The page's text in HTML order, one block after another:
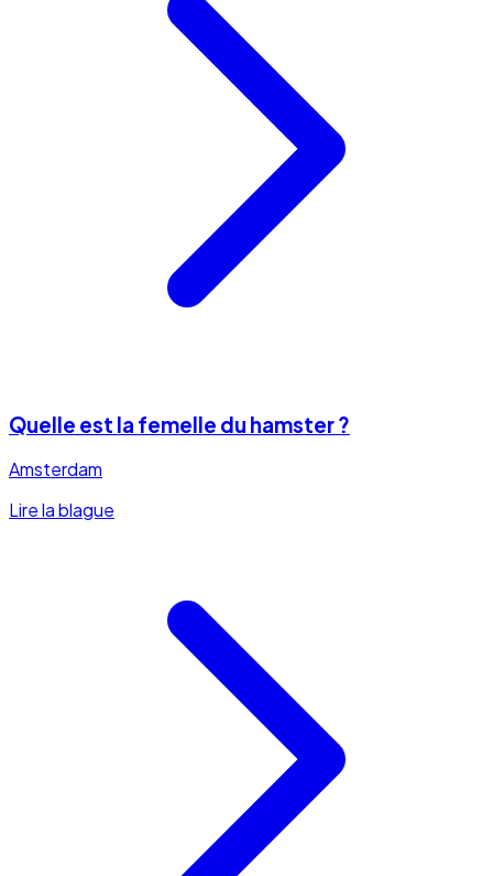
Quelle est la femelle du hamster ?
Amsterdam
Lire la blague